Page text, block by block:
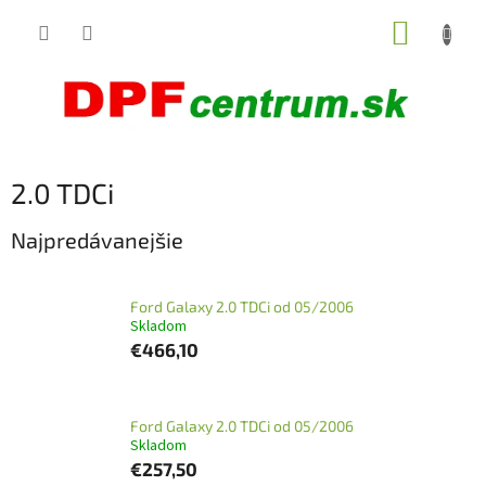
2.0 TDCi
Najpredávanejšie
Ford Galaxy 2.0 TDCi od 05/2006
Skladom
€466,10
Ford Galaxy 2.0 TDCi od 05/2006
Skladom
€257,50